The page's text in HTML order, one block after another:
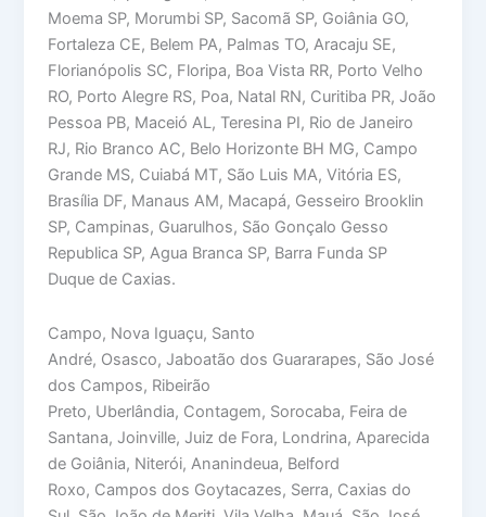
Moema SP, Morumbi SP, Sacomã SP, Goiânia GO,
Fortaleza CE, Belem PA, Palmas TO, Aracaju SE,
Florianópolis SC, Floripa, Boa Vista RR, Porto Velho
RO, Porto Alegre RS, Poa, Natal RN, Curitiba PR, João
Pessoa PB, Maceió AL, Teresina PI, Rio de Janeiro
RJ, Rio Branco AC, Belo Horizonte BH MG, Campo
Grande MS, Cuiabá MT, São Luis MA, Vitória ES,
Brasília DF, Manaus AM, Macapá, Gesseiro Brooklin
SP, Campinas, Guarulhos, São Gonçalo Gesso
Republica SP, Agua Branca SP, Barra Funda SP
Duque de Caxias.
Campo, Nova Iguaçu, Santo
André, Osasco, Jaboatão dos Guararapes, São José
dos Campos, Ribeirão
Preto, Uberlândia, Contagem, Sorocaba, Feira de
Santana, Joinville, Juiz de Fora, Londrina, Aparecida
de Goiânia, Niterói, Ananindeua, Belford
Roxo, Campos dos Goytacazes, Serra, Caxias do